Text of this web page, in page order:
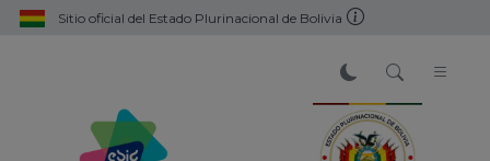
Sitio oficial del Estado Plurinacional de Bolivia